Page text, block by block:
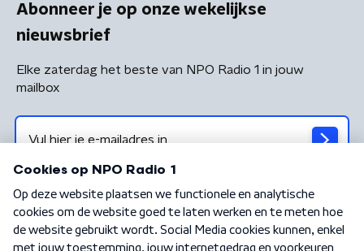
Abonneer je op onze wekelijkse
nieuwsbrief
Elke zaterdag het beste van NPO Radio 1 in jouw
mailbox
Algemene voorwaarden